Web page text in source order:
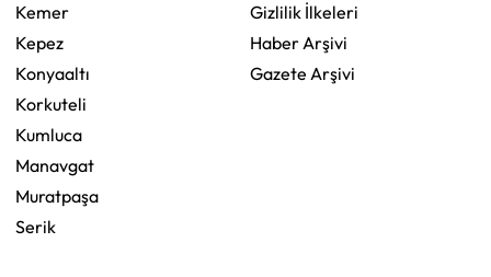
Kemer
Kepez
Konyaaltı
Korkuteli
Kumluca
Manavgat
Muratpaşa
Serik
Gizlilik İlkeleri
Haber Arşivi
Gazete Arşivi